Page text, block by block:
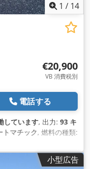
1 / 14
€20,900
VB 消費税別
電話する
しています, 出力: 93 キ
トマチック, 燃料の種類:
グラム）
成:4x4, 初回登録:
h ディーゼル ,
小型広告